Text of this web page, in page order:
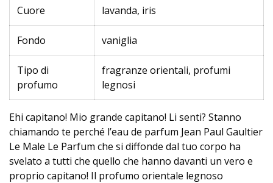
Cuore lavanda, iris
Fondo vaniglia
Tipo di
profumo
fragranze orientali, profumi
legnosi
Ehi capitano! Mio grande capitano! Li senti? Stanno
chiamando te perché l’eau de parfum Jean Paul Gaultier
Le Male Le Parfum che si diffonde dal tuo corpo ha
svelato a tutti che quello che hanno davanti un vero e
proprio capitano! Il profumo orientale legnoso